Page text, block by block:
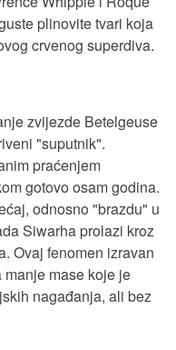
plinovite tvari koja
crvenog superdiva.
zvijezde Betelgeuse
"suputnik".
praćenjem
gotovo osam godina.
odnosno "brazdu" u
Siwarha prolazi kroz
Ovaj fenomen izravan
mase koje je
nagađanja, ali bez